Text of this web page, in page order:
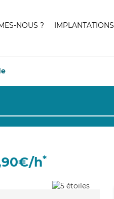
NOUS ? IMPLANTATIONS
h*